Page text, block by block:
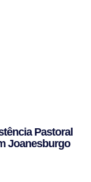
Pastoral
Joanesburgo